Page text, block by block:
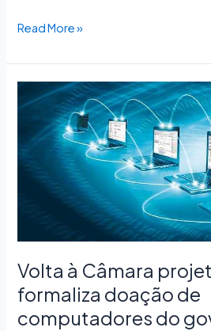
Read More »
Volta à Câmara
formaliza doação de
computadores do
à
Câmara
projeto
que
formaliza
computadores
do
governo